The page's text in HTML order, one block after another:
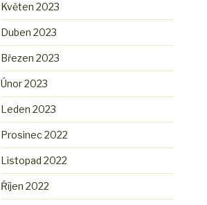
Květen 2023
Duben 2023
Březen 2023
Únor 2023
Leden 2023
Prosinec 2022
Listopad 2022
Říjen 2022